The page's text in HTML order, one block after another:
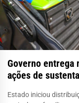
Governo entrega
ações de
Estado iniciou